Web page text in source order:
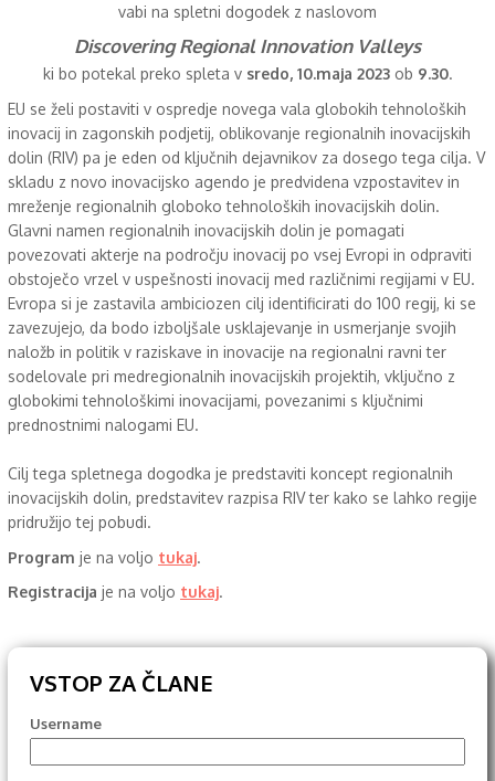
vabi na spletni dogodek z naslovom
Discovering Regional Innovation Valleys
ki bo potekal preko spleta v sredo, 10.maja 2023ob 9.30.
EU se želi postaviti v ospredje novega vala globokih tehnoloških
inovacij in zagonskih podjetij, oblikovanje regionalnih inovacijskih
dolin (RIV) pa je eden od ključnih dejavnikov za dosego tega cilja. V
skladu z novo inovacijsko agendo je predvidena vzpostavitev in
mreženje regionalnih globoko tehnoloških inovacijskih dolin.
Glavni namen regionalnih inovacijskih dolin je pomagati
povezovati akterje na področju inovacij po vsej Evropi in odpraviti
obstoječo vrzel v uspešnosti inovacij med različnimi regijami v EU.
Evropa si je zastavila ambiciozen cilj identificirati do 100 regij, ki se
zavezujejo, da bodo izboljšale usklajevanje in usmerjanje svojih
naložb in politik v raziskave in inovacije na regionalni ravni ter
sodelovale pri medregionalnih inovacijskih projektih, vključno z
globokimi tehnološkimi inovacijami, povezanimi s ključnimi
prednostnimi nalogami EU.
Cilj tega spletnega dogodka je predstaviti koncept regionalnih
inovacijskih dolin, predstavitev razpisa RIV ter kako se lahko regije
pridružijo tej pobudi.
Programje na voljo tukaj.
Registracijaje na voljo tukaj.
VSTOP ZA ČLANE
Username